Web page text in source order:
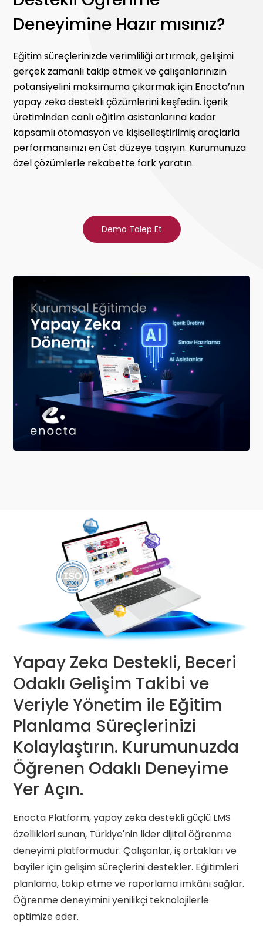
Deneyimine Hazır mısınız?
Eğitim süreçlerinizde verimliliği artırmak, gelişimi
gerçek zamanlı takip etmek ve çalışanlarınızın
potansiyelini maksimuma çıkarmak için Enocta’nın
yapay zeka destekli çözümlerini keşfedin. İçerik
üretiminden canlı eğitim asistanlarına kadar
kapsamlı otomasyon ve kişiselleştirilmiş araçlarla
performansınızı en üst düzeye taşıyın. Kurumunuza
özel çözümlerle rekabette fark yaratın.
Demo Talep Et
Yapay Zeka Destekli, Beceri
Odaklı Gelişim Takibi ve
Veriyle Yönetim ile Eğitim
Planlama Süreçlerinizi
Kolaylaştırın. Kurumunuzda
Öğrenen Odaklı Deneyime
Yer Açın.
Enocta Platform, yapay zeka destekli güçlü LMS
özellikleri sunan, Türkiye'nin lider dijital öğrenme
deneyimi platformudur. Çalışanlar, iş ortakları ve
bayiler için gelişim süreçlerini destekler. Eğitimleri
planlama, takip etme ve raporlama imkânı sağlar.
Öğrenme deneyimini yenilikçi teknolojilerle
optimize eder.